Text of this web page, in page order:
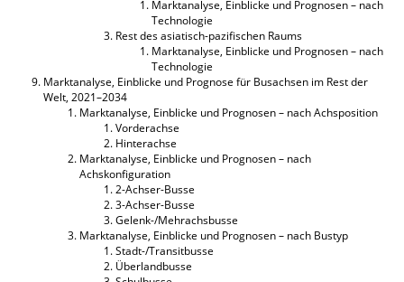
Marktanalyse, Einblicke und Prognosen – nach
Technologie
Rest des asiatisch-pazifischen Raums
Marktanalyse, Einblicke und Prognosen – nach
Technologie
Marktanalyse, Einblicke und Prognose für Busachsen im Rest der
Welt, 2021–2034
Marktanalyse, Einblicke und Prognosen – nach Achsposition
Vorderachse
Hinterachse
Marktanalyse, Einblicke und Prognosen – nach
Achskonfiguration
2-Achser-Busse
3-Achser-Busse
Gelenk-/Mehrachsbusse
Marktanalyse, Einblicke und Prognosen – nach Bustyp
Stadt-/Transitbusse
Überlandbusse